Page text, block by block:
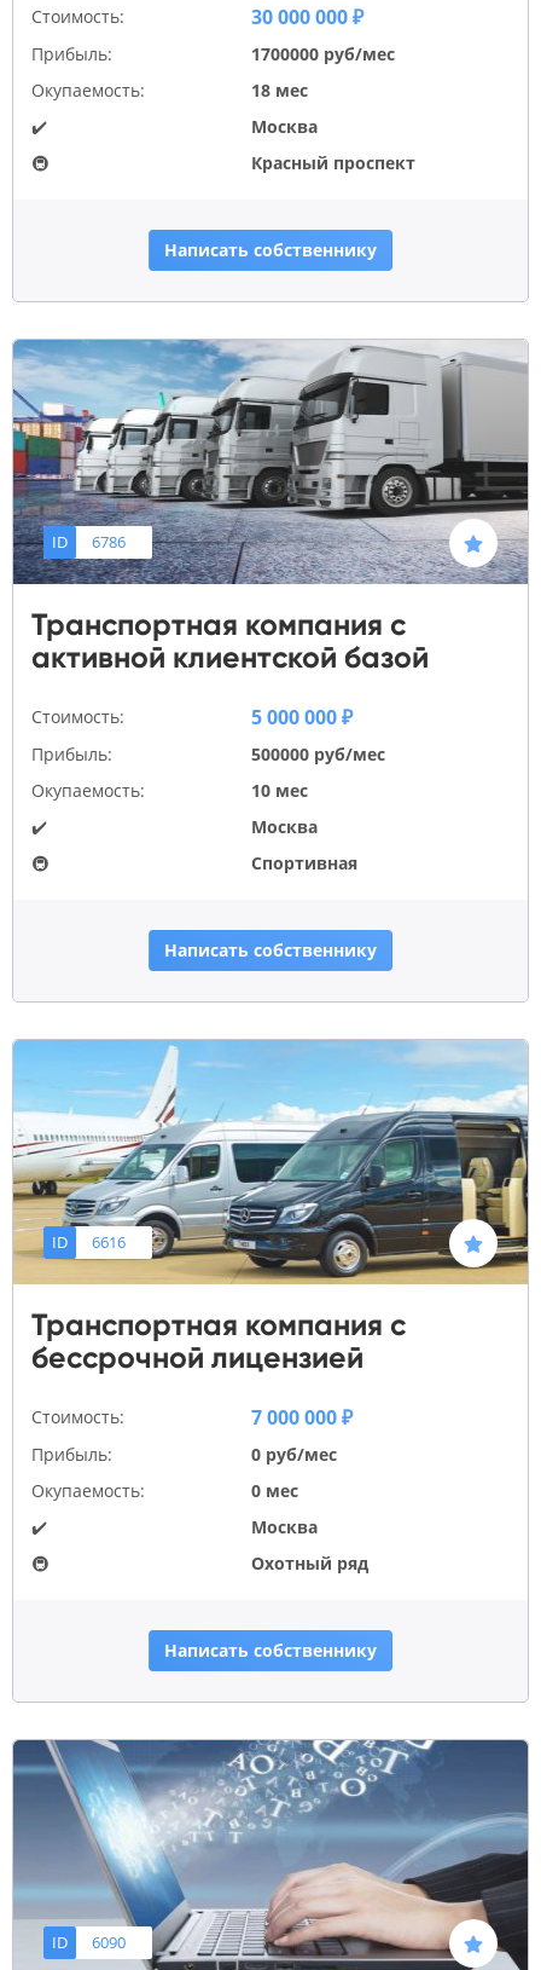
Стоимость: 30 000 000 ₽
Прибыль:
1700000 руб/мес
Окупаемость:
18 мес
✔️
Москва
🚇
Красный проспект
Написать собственнику
ID 6786
Транспортная компания с
активной клиентской базой
Стоимость: 5 000 000 ₽
Прибыль:
500000 руб/мес
Окупаемость:
10 мес
✔️
Москва
🚇
Спортивная
Написать собственнику
ID 6616
Транспортная компания с
бессрочной лицензией
Стоимость: 7 000 000 ₽
Прибыль:
0 руб/мес
Окупаемость:
0 мес
✔️
Москва
🚇
Охотный ряд
Написать собственнику
ID 6090